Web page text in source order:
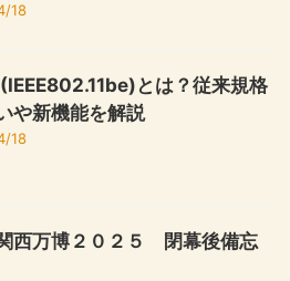
18
とは？従来規格
や新機能を解説
18
西万博２０２５ 閉幕後備忘